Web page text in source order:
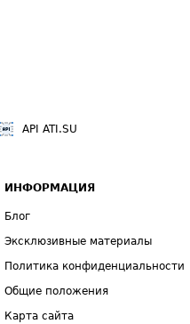
API ATI.SU
ИНФОРМАЦИЯ
Блог
Эксклюзивные материалы
Политика конфиденциальности
Общие положения
Карта сайта